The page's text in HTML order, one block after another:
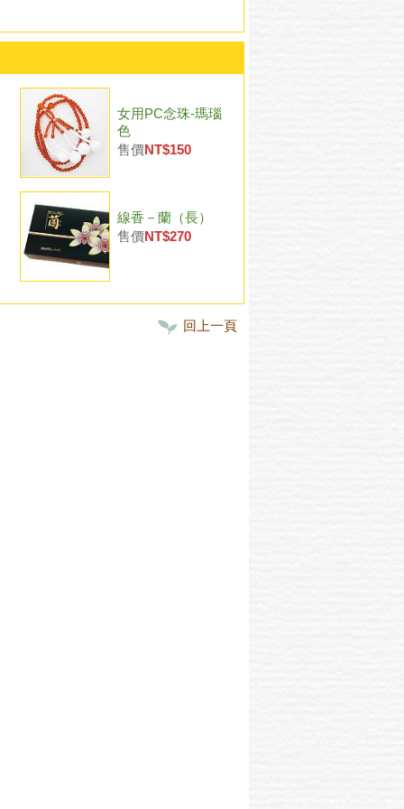
女用PC念珠-瑪瑙
色
售價NT$150
線香－蘭（長）
售價NT$270
回上一頁